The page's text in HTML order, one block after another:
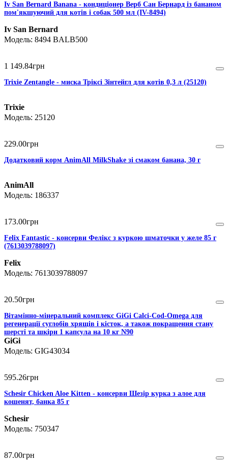
Iv San Bernard Banana - кондиціонер Верб Сан Бернард із бананом
пом'якшуючий для котів і собак 500 мл (IV-8494)
Iv San Bernard
8494 BALB500
1 149.84грн
Trixie Zentangle - миска Тріксі Зінтейгл для котів 0,3 л (25120)
Trixie
25120
229.00грн
Додатковий корм AnimAll MilkShake зі смаком банана, 30 г
AnimAll
186337
173.00грн
Felix Fantastic - консерви Фелікс з куркою шматочки у желе 85 г
(7613039788097)
Felix
7613039788097
20.50грн
Вітамінно-мінеральний комплекс GiGi Calci-Cod-Omega для
регенерації суглобів хрящів і кісток, а також покращення стану
шерсті та шкіри 1 капсула на 10 кг N90
GiGi
GIG43034
595.26грн
Schesir Chicken Aloe Kitten - консерви Шезір курка з алое для
кошенят, банка 85 г
Schesir
750347
87.00грн